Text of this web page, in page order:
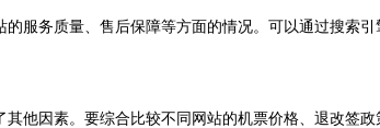
务质量、售后保障等方面的情况。可以通过搜索引
因素。要综合比较不同网站的机票价格、退改签政